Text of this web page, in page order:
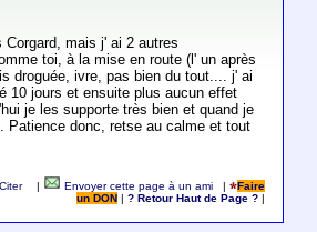
mais j' ai 2 autres
toi, à la mise en route (l' un après
droguée, ivre, pas bien du tout.... j' ai
10 jours et ensuite plus aucun effet
je les supporte très bien et quand je
Patience donc, retse au calme et tout
Citer Envoyer cette page à un ami |
Faire
un DON
|? Retour Haut de Page ?